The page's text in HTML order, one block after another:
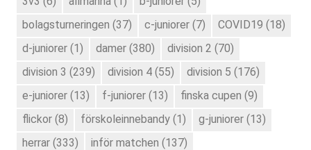
bolagsturneringen (37) c-juniorer (7) COVID19 (18)
d-juniorer (1) damer (380) division 2 (70)
division 3 (239) division 4 (55) division 5 (176)
e-juniorer (13) f-juniorer (13) finska cupen (9)
flickor (8) förskoleinnebandy (1) g-juniorer (13)
herrar (333) inför matchen (137)